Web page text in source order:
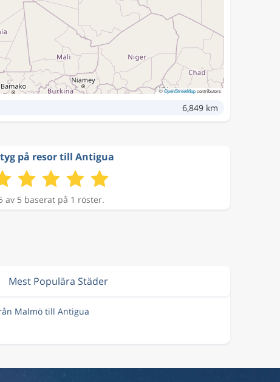
©OpenStreetMapcontributors
6,849 km
på resor till Antigua
av 5 baserat på 1 röster.
Mest Populära Städer
Malmö till Antigua